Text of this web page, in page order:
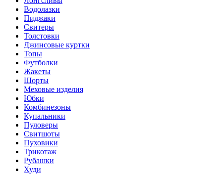
Водолазки
Пиджаки
Свитеры
Толстовки
Джинсовые куртки
Топы
Футболки
Жакеты
Шорты
Меховые изделия
Юбки
Комбинезоны
Купальники
Пуловеры
Свитшоты
Пуховики
Трикотаж
Рубашки
Худи